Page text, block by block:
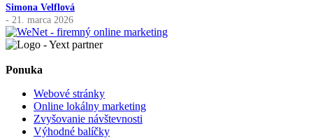
Simona Velflová
- 21. marca 2026
Ponuka
Webové stránky
Online lokálny marketing
Zvyšovanie návštevnosti
Výhodné balíčky